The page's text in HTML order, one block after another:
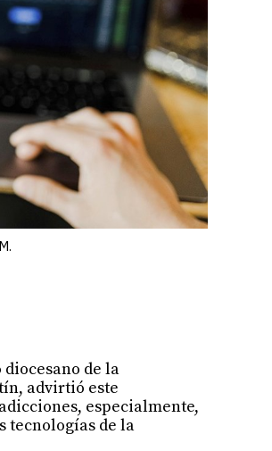
de la
advirtió este
especialmente,
tecnologías de la